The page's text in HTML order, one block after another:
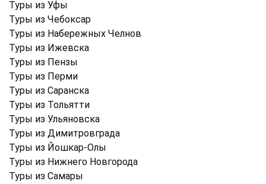
Туры из Уфы
Туры из Чебоксар
Туры из Набережных Челнов
Туры из Ижевска
Туры из Пензы
Туры из Перми
Туры из Саранска
Туры из Тольятти
Туры из Ульяновска
Туры из Димитровграда
Туры из Йошкар-Олы
Туры из Нижнего Новгорода
Туры из Самары